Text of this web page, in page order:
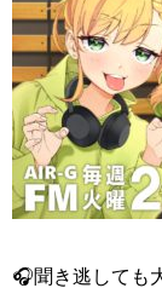
🎧聞き逃しても